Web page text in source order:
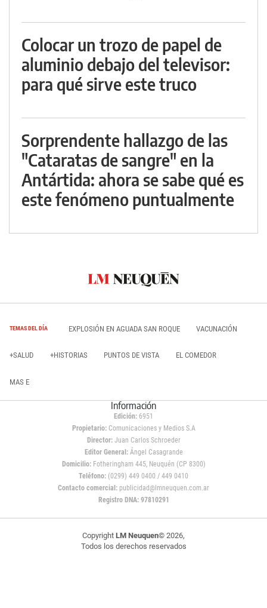
Colocar un trozo de papel de
aluminio debajo del televisor:
para qué sirve este truco
Sorprendente hallazgo de las
"Cataratas de sangre" en la
Antártida: ahora se sabe qué es
este fenómeno puntualmente
TEMAS DEL DÍA EXPLOSIÓN EN AGUADA SAN ROQUE VACUNACIÓN
+SALUD +HISTORIAS PUNTOS DE VISTA EL COMEDOR
MAS E
Información
Edición: 6951
Propietario:Comunicaciones y Medios S.A
Director: Juan Carlos Schroeder
Editor General:Ángel Casagrande
Domicilio:Fotheringham 445, Neuquén (CP 8300)
Teléfono: (0299) 449 0400 / 449 0410
Contacto comercial: publicidad@lmneuquen.com.ar
Registro DNA: 97810291
Copyright LM Neuquen© 2026,
Todos los derechos reservados